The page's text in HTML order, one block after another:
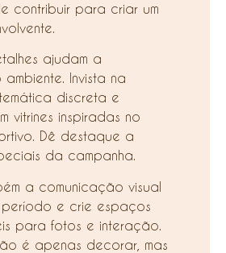
contribuir para criar um
ajudam a
ambiente. Invista na
discreta e
vitrines inspiradas no
Dê destaque a
da campanha.
a comunicação visual
e crie espaços
para fotos e interação.
é apenas decorar, mas